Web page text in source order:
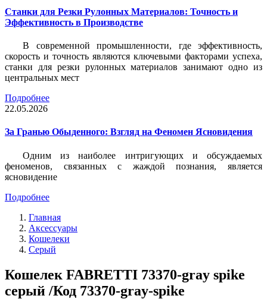
Станки для Резки Рулонных Материалов: Точность и
Эффективность в Производстве
В современной промышленности, где эффективность,
скорость и точность являются ключевыми факторами успеха,
станки для резки рулонных материалов занимают одно из
центральных мест
Подробнее
22.05.2026
За Гранью Обыденного: Взгляд на Феномен Ясновидения
Одним из наиболее интригующих и обсуждаемых
феноменов, связанных с жаждой познания, является
ясновидение
Подробнее
Главная
Аксессуары
Кошелеки
Серый
Кошелек FABRETTI 73370-gray spike
серый /Код 73370-gray-spike